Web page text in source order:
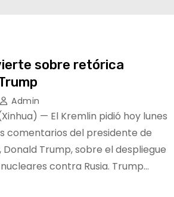
sobre retórica
Admin
— El Kremlin pidió hoy lunes
comentarios del presidente de
Donald Trump, sobre el despliegue
contra Rusia. Trump…